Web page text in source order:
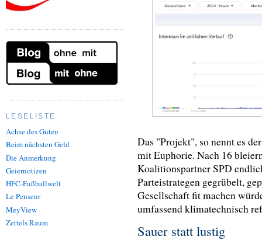
LESELISTE
Achse des Guten
Beim nächsten Geld
Die Anmerkung
Geiernotizen
HFC-Fußballwelt
Le Penseur
MeyView
Zettels Raum
Das "Projekt", so nennt es
mit Euphorie. Nach 16
Koalitionspartner SPD
Parteistrategen gegrübelt,
Gesellschaft fit machen
umfassend klimatechnisch
Sauer statt lustig